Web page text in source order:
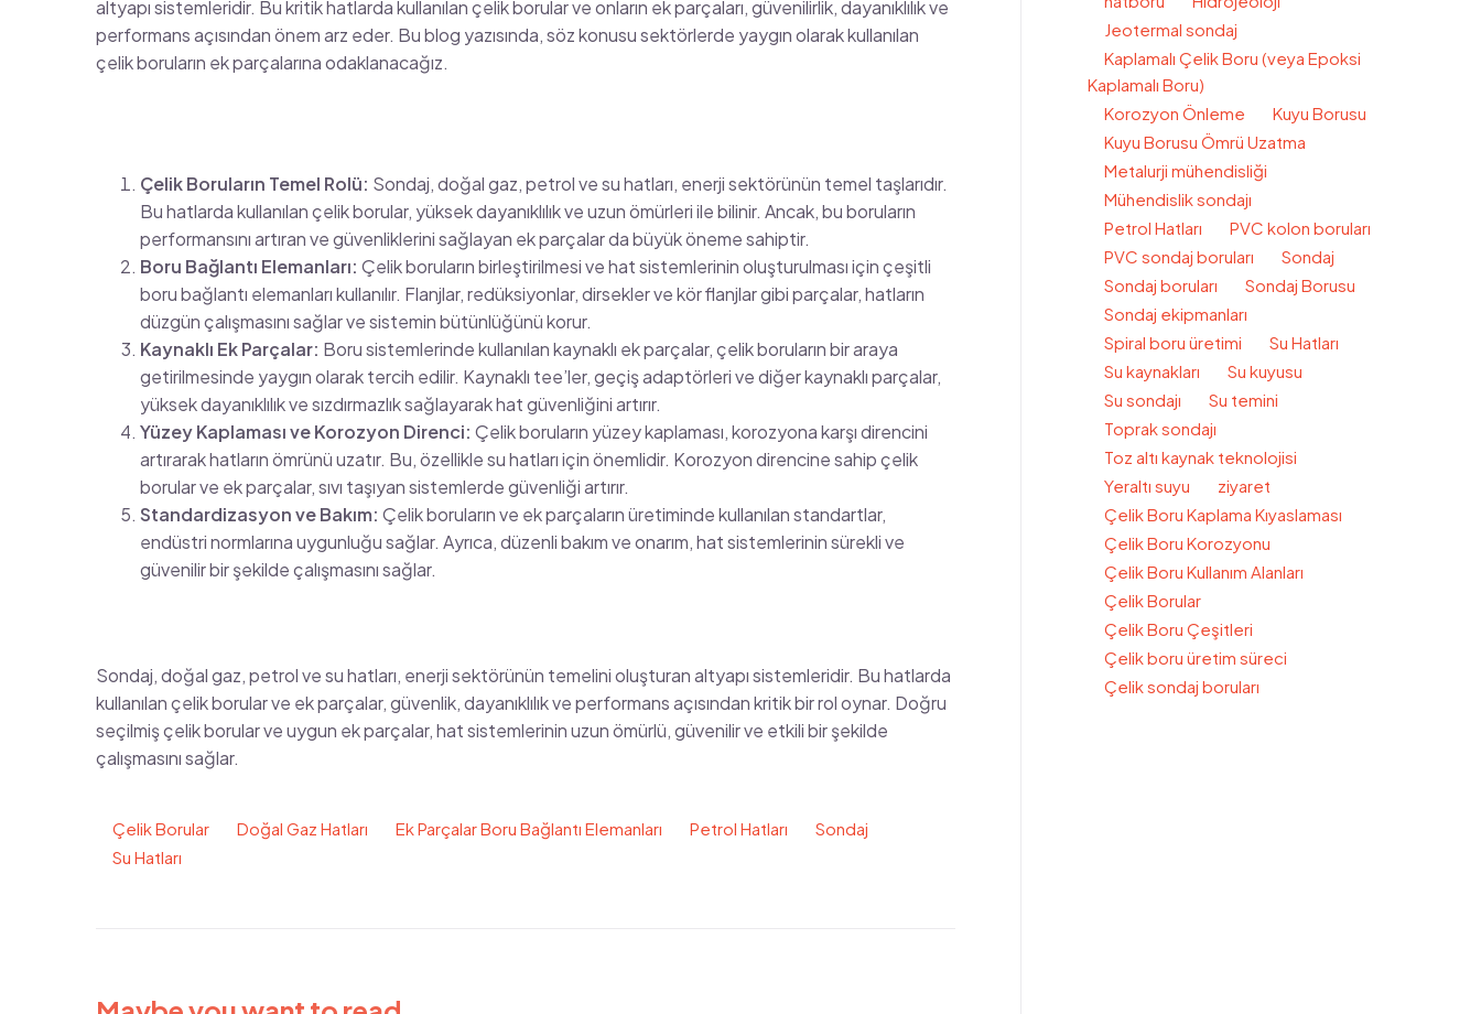
altyapı sistemleridir. Bu kritik hatlarda kullanılan çelik borular ve onların ek parçaları, güvenilirlik, dayanıklılık ve
performans açısından önem arz eder. Bu blog yazısında, söz konusu sektörlerde yaygın olarak kullanılan
çelik boruların ek parçalarına odaklanacağız.
Çelik Boruların Temel Rolü: Sondaj, doğal gaz, petrol ve su hatları, enerji sektörünün temel taşlarıdır.
Bu hatlarda kullanılan çelik borular, yüksek dayanıklılık ve uzun ömürleri ile bilinir. Ancak, bu boruların
performansını artıran ve güvenliklerini sağlayan ek parçalar da büyük öneme sahiptir.
Boru Bağlantı Elemanları: Çelik boruların birleştirilmesi ve hat sistemlerinin oluşturulması için çeşitli
boru bağlantı elemanları kullanılır. Flanjlar, redüksiyonlar, dirsekler ve kör flanjlar gibi parçalar, hatların
düzgün çalışmasını sağlar ve sistemin bütünlüğünü korur.
Kaynaklı Ek Parçalar: Boru sistemlerinde kullanılan kaynaklı ek parçalar, çelik boruların bir araya
getirilmesinde yaygın olarak tercih edilir. Kaynaklı tee’ler, geçiş adaptörleri ve diğer kaynaklı parçalar,
yüksek dayanıklılık ve sızdırmazlık sağlayarak hat güvenliğini artırır.
Yüzey Kaplaması ve Korozyon Direnci: Çelik boruların yüzey kaplaması, korozyona karşı direncini
artırarak hatların ömrünü uzatır. Bu, özellikle su hatları için önemlidir. Korozyon direncine sahip çelik
borular ve ek parçalar, sıvı taşıyan sistemlerde güvenliği artırır.
Standardizasyon ve Bakım: Çelik boruların ve ek parçaların üretiminde kullanılan standartlar,
endüstri normlarına uygunluğu sağlar. Ayrıca, düzenli bakım ve onarım, hat sistemlerinin sürekli ve
güvenilir bir şekilde çalışmasını sağlar.
Sondaj, doğal gaz, petrol ve su hatları, enerji sektörünün temelini oluşturan altyapı sistemleridir. Bu hatlarda
kullanılan çelik borular ve ek parçalar, güvenlik, dayanıklılık ve performans açısından kritik bir rol oynar. Doğru
seçilmiş çelik borular ve uygun ek parçalar, hat sistemlerinin uzun ömürlü, güvenilir ve etkili bir şekilde
çalışmasını sağlar.
Çelik Borular Doğal Gaz Hatları Ek Parçalar Boru Bağlantı Elemanları Petrol Hatları
Sondaj
Su Hatları
Jeotermal sondaj
Kaplamalı Çelik Boru (veya Epoksi
Kaplamalı Boru)
Korozyon Önleme
Kuyu Borusu
Kuyu Borusu Ömrü Uzatma
Metalurji mühendisliği
Mühendislik sondajı
Petrol Hatları
PVC kolon boruları
PVC sondaj boruları
Sondaj
Sondaj boruları
Sondaj Borusu
Sondaj ekipmanları
Spiral boru üretimi
Su Hatları
Su kaynakları
Su kuyusu
Su sondajı
Su temini
Toprak sondajı
Toz altı kaynak teknolojisi
Yeraltı suyu
ziyaret
Çelik Boru Kaplama Kıyaslaması
Çelik Boru Korozyonu
Çelik Boru Kullanım Alanları
Çelik Borular
Çelik Boru Çeşitleri
Çelik boru üretim süreci
Çelik sondaj boruları